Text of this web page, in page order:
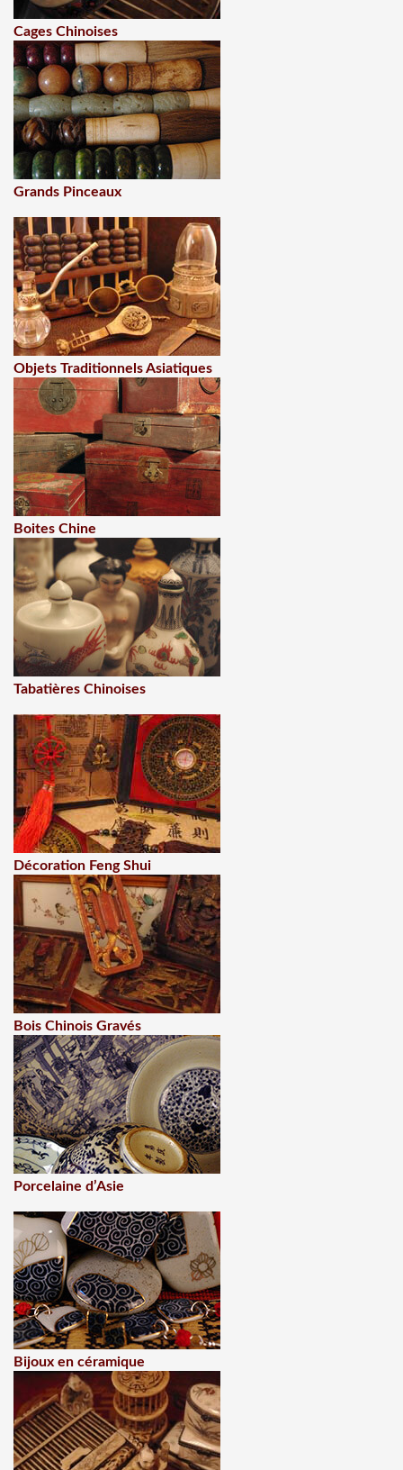
Cages Chinoises
Grands Pinceaux
Objets Traditionnels Asiatiques
Boites Chine
Tabatières Chinoises
Décoration Feng Shui
Bois Chinois Gravés
Porcelaine d’Asie
Bijoux en céramique